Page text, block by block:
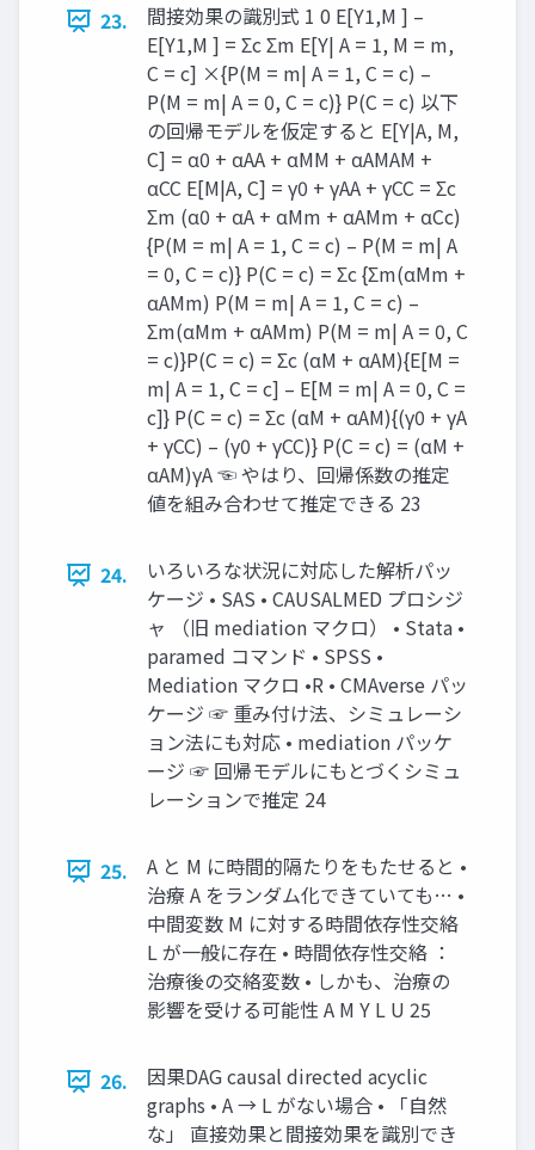
23.
間接効果の識別式 1 0 E[Y1,M ] –
E[Y1,M ] = Σc Σm E[Y| A = 1, M = m,
C = c] ×{P(M = m| A = 1, C = c) –
P(M = m| A = 0, C = c)} P(C = c) 以下
の回帰モデルを仮定すると E[Y|A, M,
C] = α0 + αAA + αMM + αAMAM +
αCC E[M|A, C] = γ0 + γAA + γCC = Σc
Σm (α0 + αA + αMm + αAMm + αCc)
{P(M = m| A = 1, C = c) – P(M = m| A
= 0, C = c)} P(C = c) = Σc {Σm(αMm +
αAMm) P(M = m| A = 1, C = c) –
Σm(αMm + αAMm) P(M = m| A = 0, C
= c)}P(C = c) = Σc (αM + αAM){E[M =
m| A = 1, C = c] – E[M = m| A = 0, C =
c]} P(C = c) = Σc (αM + αAM){(γ0 + γA
+ γCC) – (γ0 + γCC)} P(C = c) = (αM +
αAM)γA ☜ やはり、回帰係数の推定
値を組み合わせて推定できる 23
24.
いろいろな状況に対応した解析パッ
ケージ • SAS • CAUSALMED プロシジ
ャ （旧 mediation マクロ） • Stata •
paramed コマンド • SPSS •
Mediation マクロ •R • CMAverse パッ
ケージ ☞ 重み付け法、シミュレーシ
ョン法にも対応 • mediation パッケ
ージ ☞ 回帰モデルにもとづくシミュ
レーションで推定 24
25.
A と M に時間的隔たりをもたせると •
治療 A をランダム化できていても… •
中間変数 M に対する時間依存性交絡
L が一般に存在 • 時間依存性交絡 ：
治療後の交絡変数 • しかも、治療の
影響を受ける可能性 A M Y L U 25
26.
因果DAG causal directed acyclic
graphs • A → L がない場合 • 「自然
な」 直接効果と間接効果を識別でき